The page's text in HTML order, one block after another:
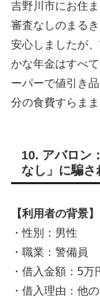
吉野川市にお住
審査なしのまる
安心しましたが
かな年金はすべ
ーパーで値引き
分の食費すらま
10. アバロン
なし」に騙さ
【利用者の背景】
・性別：男性
・職業：警備員
・借入金額：5万
・借入理由：他